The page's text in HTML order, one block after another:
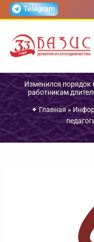
ПерейтиTelegram
Изменился порядок
работникам
✦Главная»